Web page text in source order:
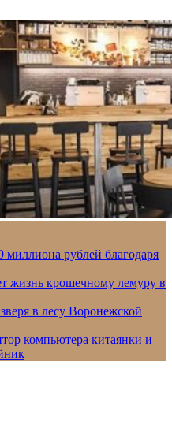
миллиона рублей благодаря
жизнь крошечному лемуру в
в лесу Воронежской
компьютера китаянки и